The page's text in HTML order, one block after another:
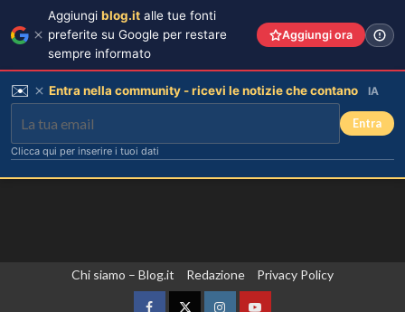
Chi siamo – Blog.it Redazione Privacy Policy
Aggiungi blog.it alle tue fonti
preferite su Google per restare
sempre informato
Aggiungi ora
✉️ Entra nella community - ricevi le notizie che contano IA
Entra
Clicca qui per inserire i tuoi dati